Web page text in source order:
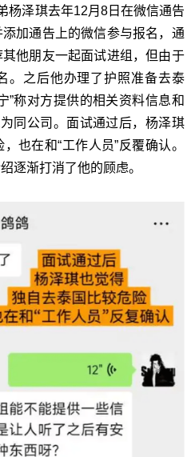
杨泽琪去年12月8日在微信通告
加通告上的微信参与报名，通
他朋友一起面试进组，但由于
。之后他办理了护照准备去泰
”称对方提供的相关资料信息和
同公司。面试通过后，杨泽琪
也在和“工作人员”反覆确认。
逐渐打消了他的顾虑。